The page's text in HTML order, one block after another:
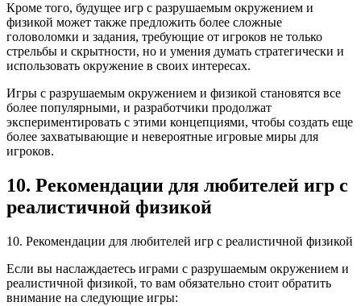
Кроме того, будущее игр с разрушаемым окружением и
физикой может также предложить более сложные
головоломки и задания, требующие от игроков не только
стрельбы и скрытности, но и умения думать стратегически и
использовать окружение в своих интересах.
Игры с разрушаемым окружением и физикой становятся все
более популярными, и разработчики продолжат
экспериментировать с этими концепциями, чтобы создать еще
более захватывающие и невероятные игровые миры для
игроков.
10. Рекомендации для любителей игр с
реалистичной физикой
10. Рекомендации для любителей игр с реалистичной физикой
Если вы наслаждаетесь играми с разрушаемым окружением и
реалистичной физикой, то вам обязательно стоит обратить
внимание на следующие игры: